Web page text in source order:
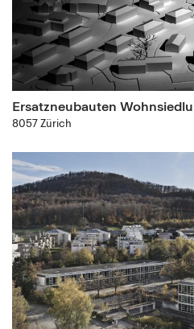
Ersatzneubauten
8057 Zürich